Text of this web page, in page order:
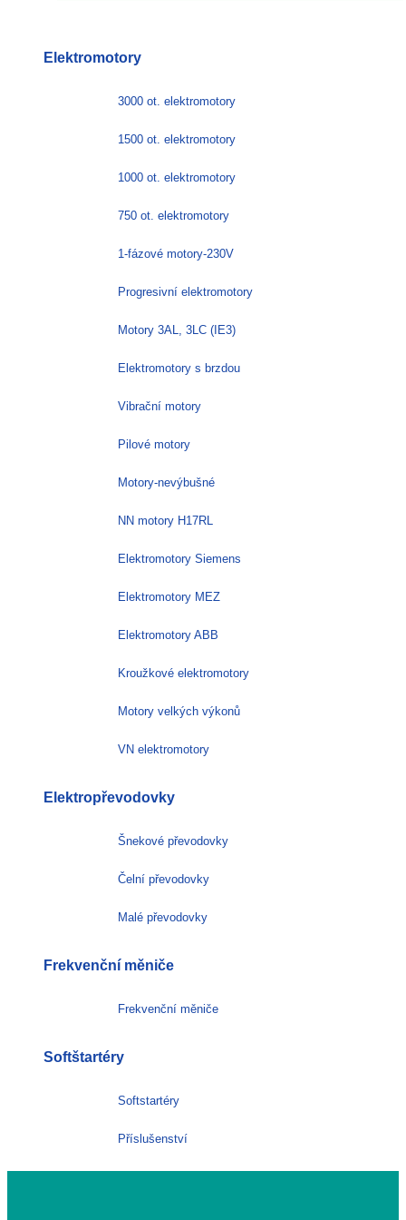
Elektromotory
3000 ot. elektromotory
1500 ot. elektromotory
1000 ot. elektromotory
750 ot. elektromotory
1-fázové motory-230V
Progresivní elektromotory
Motory 3AL, 3LC (IE3)
Elektromotory s brzdou
Vibrační motory
Pilové motory
Motory-nevýbušné
NN motory H17RL
Elektromotory Siemens
Elektromotory MEZ
Elektromotory ABB
Kroužkové elektromotory
Motory velkých výkonů
VN elektromotory
Elektropřevodovky
Šnekové převodovky
Čelní převodovky
Malé převodovky
Frekvenční měniče
Frekvenční měniče
Softštartéry
Softstartéry
Příslušenství